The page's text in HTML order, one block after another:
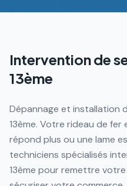
Intervention de
13ème
Dépannage et installation
13ème. Votre rideau de
répond plus ou une lame
techniciens spécialisés
13ème pour remettre